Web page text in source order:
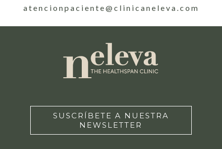
atencionpaciente@clinicaneleva.com
SUSCRÍBETE A NUESTRA
NEWSLETTER